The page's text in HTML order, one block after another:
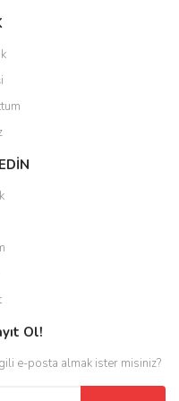
Ol!
e-posta almak ister misiniz?